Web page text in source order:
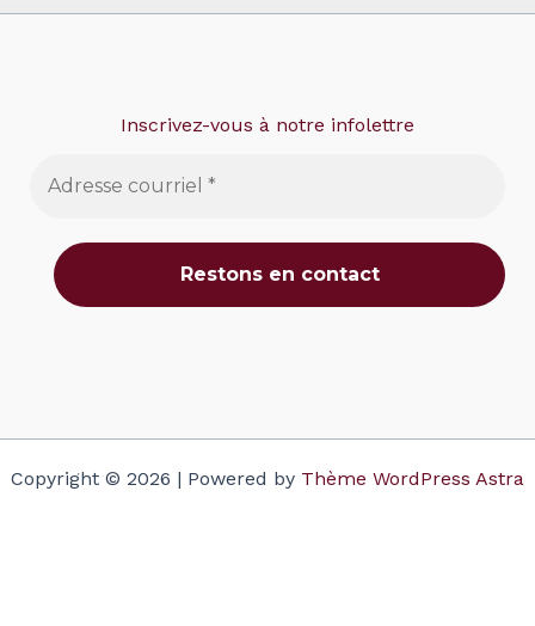
Inscrivez-vous à notre infolettre
Copyright © 2026 | Powered by Thème WordPress Astra